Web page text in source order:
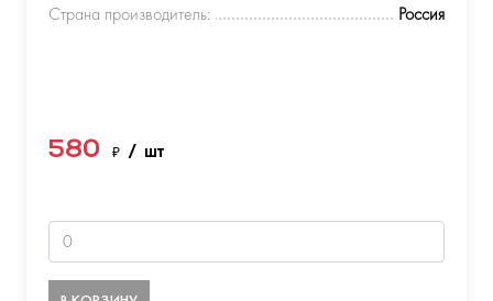
Страна производитель:
Россия
580 ₽ / шт